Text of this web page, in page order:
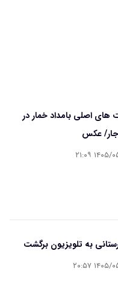
اصلی بامداد خمار در
عکس
۱۶ ۲۱:۰۹
به تلویزیون برگشت
۱۶ ۲۰:۵۷